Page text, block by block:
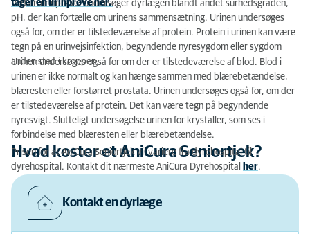
tager en urinprøve her.
Ved en urinprøve, undersøger dyrlægen blandt andet surhedsgraden,
pH, der kan fortælle om urinens sammensætning. Urinen undersøges
også for, om der er tilstedeværelse af protein. Protein i urinen kan være
tegn på en urinvejsinfektion, begyndende nyresygdom eller sygdom
anden sted i kroppen.
Urinen undersøges også for om der er tilstedeværelse af blod. Blod i
urinen er ikke normalt og kan hænge sammen med blærebetændelse,
blæresten eller forstørret prostata. Urinen undersøges også for, om der
er tilstedeværelse af protein. Det kan være tegn på begyndende
nyresvigt. Slutteligt undersøgelse urinen for krystaller, som ses i
forbindelse med blæresten eller blærebetændelse.
Hvad koster et AniCura Seniortjek?
Prisen for at AniCura Seniortjek vil variere fra dyrehospital til
dyrehospital. Kontakt dit nærmeste AniCura Dyrehospital
her.
Kontakt en dyrlæge